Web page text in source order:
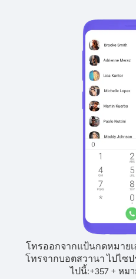
โทรออกจากแป้นกดหมายเ
โทรจากบอตสวานา ไปไซ
ไปนี้:+357+ หมา